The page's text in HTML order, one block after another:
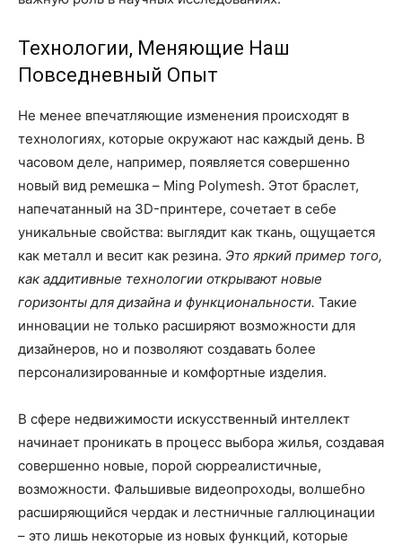
Технологии, Меняющие Наш
Повседневный Опыт
Не менее впечатляющие изменения происходят в
технологиях, которые окружают нас каждый день. В
часовом деле, например, появляется совершенно
новый вид ремешка – Ming Polymesh. Этот браслет,
напечатанный на 3D-принтере, сочетает в себе
уникальные свойства: выглядит как ткань, ощущается
как металл и весит как резина. Это яркий пример того,
как аддитивные технологии открывают новые
горизонты для дизайна и функциональности. Такие
инновации не только расширяют возможности для
дизайнеров, но и позволяют создавать более
персонализированные и комфортные изделия.
В сфере недвижимости искусственный интеллект
начинает проникать в процесс выбора жилья, создавая
совершенно новые, порой сюрреалистичные,
возможности. Фальшивые видеопроходы, волшебно
расширяющийся чердак и лестничные галлюцинации
– это лишь некоторые из новых функций, которые